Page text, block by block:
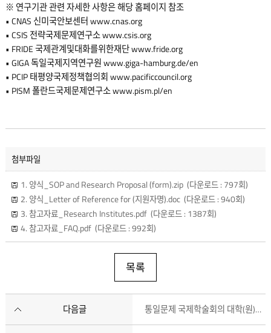
※ 연구기관 관련 자세한 사항은 해당 홈페이지 참조
• CNAS 신미국안보센터www.cnas.org
• CSIS 전략국제문제연구소www.csis.org
• FRIDE 국제관계및대화를위한재단www.fride.org
• GIGA 독일국제지역연구원www.giga-hamburg.de/en
• PCIP 태평양국제정책협의회www.pacificcouncil.org
• PISM 폴란드국제문제연구소www.pism.pl/en
첨부파일
1. 양식_SOP and Research Proposal (form).zip (다운로드 : 797회)
2. 양식_Letter of Reference for (지원자명).doc (다운로드 : 940회)
3. 참고자료_Research Institutes.pdf (다운로드 : 1387회)
4. 참고자료_FAQ.pdf (다운로드 : 992회)
목록
다음글 통일문제 국제학술회의 대학(원)생 초청